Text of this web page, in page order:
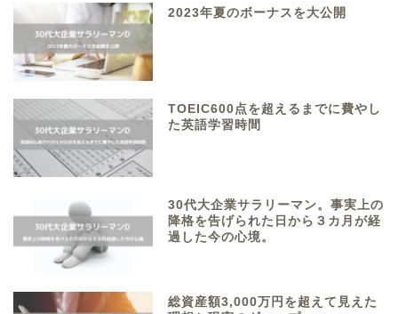
2023年夏のボーナスを大公開
TOEIC600点を超えるまでに費やし
た英語学習時間
30代大企業サラリーマン。事実上の
降格を告げられた日から３カ月が経
過した今の心境。
総資産額3,000万円を超えて見えた